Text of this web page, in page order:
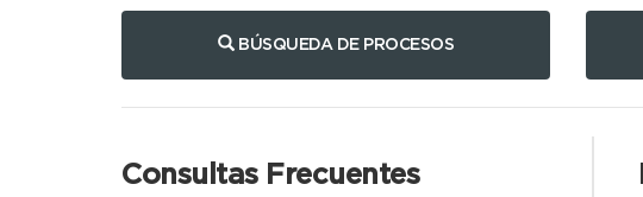
BÚSQUEDA DE PROCESOS
Consultas Frecuentes